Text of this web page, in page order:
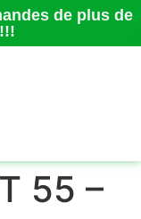
de plus de
55 –